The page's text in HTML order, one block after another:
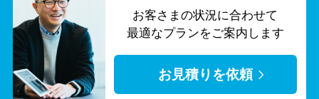
お客さまの状況に合わせて
最適なプランをご案内します
お見積りを依頼